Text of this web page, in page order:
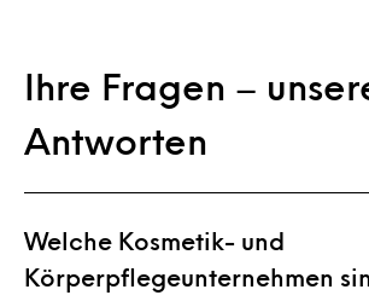
Ihre Fragen –
Antworten
Welche Kosmetik- und
Körperpflegeunternehmen